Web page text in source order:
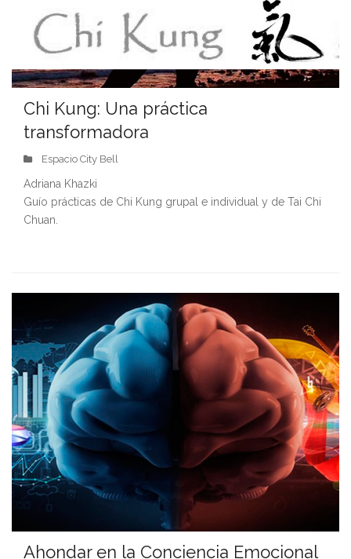
Chi Kung: Una práctica
transformadora
Espacio City Bell
Adriana Khazki
Guío prácticas de Chi Kung grupal e individual y de Tai Chi
Chuan.
Ahondar en la Conciencia Emocional